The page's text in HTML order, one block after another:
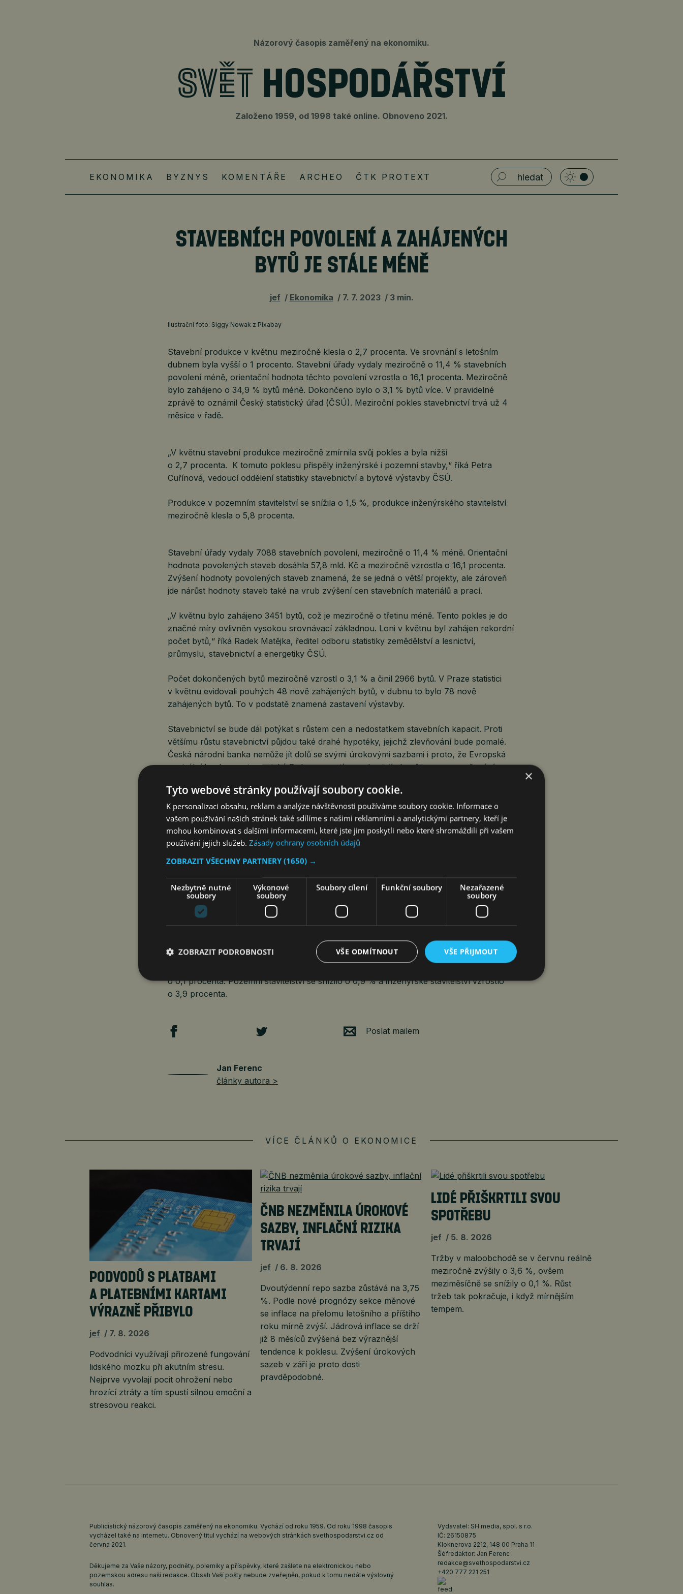
Názorový časopis zaměřený na ekonomiku.
Založeno 1959, od 1998 také online. Obnoveno 2021.
EKONOMIKA BYZNYS KOMENTÁŘE ARCHEO ČTK PROTEXT
STAVEBNÍCH POVOLENÍ A ZAHÁJENÝCH
BYTŮ JE STÁLE MÉNĚ
jef Ekonomika 7. 7. 2023 3 min.
Ilustrační foto: Siggy Nowak z Pixabay
Stavební produkce v květnu meziročně klesla o 2,7 procenta. Ve srovnání s letošním
dubnem byla vyšší o 1 procento. Stavební úřady vydaly meziročně o 11,4 % stavebních
povolení méně, orientační hodnota těchto povolení vzrostla o 16,1 procenta. Meziročně
bylo zahájeno o 34,9 % bytů méně. Dokončeno bylo o 3,1 % bytů více. V pravidelné
zprávě to oznámil Český statistický úřad (ČSÚ). Meziroční pokles stavebnictví trvá už 4
měsíce v řadě.
„V květnu stavební produkce meziročně zmírnila svůj pokles a byla nižší
o 2,7 procenta. K tomuto poklesu přispěly inženýrské i pozemní stavby,“ říká Petra
Cuřínová, vedoucí oddělení statistiky stavebnictví a bytové výstavby ČSÚ.
Produkce v pozemním stavitelství se snížila o 1,5 %, produkce inženýrského stavitelství
meziročně klesla o 5,8 procenta.
Stavební úřady vydaly 7088 stavebních povolení, meziročně o 11,4 % méně. Orientační
hodnota povolených staveb dosáhla 57,8 mld. Kč a meziročně vzrostla o 16,1 procenta.
Zvýšení hodnoty povolených staveb znamená, že se jedná o větší projekty, ale zároveň
jde nárůst hodnoty staveb také na vrub zvýšení cen stavebních materiálů a prací.
„V květnu bylo zahájeno 3451 bytů, což je meziročně o třetinu méně. Tento pokles je do
značné míry ovlivněn vysokou srovnávací základnou. Loni v květnu byl zahájen rekordní
počet bytů,“ říká Radek Matějka, ředitel odboru statistiky zemědělství a lesnictví,
průmyslu, stavebnictví a energetiky ČSÚ.
Počet dokončených bytů meziročně vzrostl o 3,1 % a činil 2966 bytů. V Praze statistici
v květnu evidovali pouhých 48 nově zahájených bytů, v dubnu to bylo 78 nově
zahájených bytů. To v podstatě znamená zastavení výstavby.
Stavebnictví se bude dál potýkat s růstem cen a nedostatkem stavebních kapacit. Proti
většímu růstu stavebnictví půjdou také drahé hypotéky, jejichž zlevňování bude pomalé.
Česká národní banka nemůže jít dolů se svými úrokovými sazbami i proto, že Evropská
centrální banka a ani americký Fed se prozatím nechystají ukončit proces zvyšování
„Strach z vysoké inflace dál dusí náladu v ekonomice. Ještě několik měsíců bude klesat
počet povolených staveb ze strany soukromých investorů, ale také financovaných
veřejným sektorem. Občané, firmy i obce a města totiž budou hledat úspory. To povede
k tomu, že kvůli rostoucím výdajům a dražším stavebním pracím i materiálům budou
některé plánované stavební investice odloženy na později. V letošním roce čekáme od
stavebnictví pokles o 2 procenta,“ předpovídá Markéta Šichtařová, ředitelka poradenské
společnosti Next Finance.
Průměrný evidenční počet zaměstnanců ve stavebnictví se
zaměstnanců meziročně vzrostla o 11,3 procenta.
o 0,1 procenta. Pozemní stavitelství se snížilo o 0,9 % a inženýrské stavitelství vzrostlo
o 3,9 procenta.
Poslat mailem
Jan Ferenc
články autora >
VÍCE ČLÁNKŮ O EKONOMICE
PODVODŮ S PLATBAMI
A PLATEBNÍMI KARTAMI
VÝRAZNĚ PŘIBYLO
jef 7. 8. 2026
Podvodníci využívají přirozené fungování
lidského mozku při akutním stresu.
Nejprve vyvolají pocit ohrožení nebo
hrozící ztráty a tím spustí silnou emoční a
stresovou reakci.
ČNB NEZMĚNILA ÚROKOVÉ
SAZBY, INFLAČNÍ RIZIKA
TRVAJÍ
jef 6. 8. 2026
Dvoutýdenní repo sazba zůstává na 3,75
%. Podle nové prognózy sekce měnové
se inflace na přelomu letošního a příštího
roku mírně zvýší. Jádrová inflace se drží
již 8 měsíců zvýšená bez výraznější
tendence k poklesu. Zvýšení úrokových
sazeb v září je proto dosti
pravděpodobné.
LIDÉ PŘIŠKRTILI SVOU
SPOTŘEBU
jef 5. 8. 2026
Tržby v maloobchodě se v červnu reálně
meziročně zvýšily o 3,6 %, ovšem
meziměsíčně se snížily o 0,1 %. Růst
tržeb tak pokračuje, i když mírnějším
tempem.
Publicistický názorový časopis zaměřený na ekonomiku. Vychází od roku 1959. Od roku 1998 časopis
vycházel také na internetu. Obnovený titul vychází na webových stránkách svethospodarstvi.cz od
června 2021.
Děkujeme za Vaše názory, podněty, polemiky a příspěvky, které zašlete na elektronickou nebo
pozemskou adresu naší redakce. Obsah Vaší pošty nebude zveřejněn, pokud k tomu nedáte výslovný
souhlas.
Vydavatel: SH media, spol. s r.o.
IČ: 26150875
Kloknerova 2212, 148 00 Praha 11
Šéfredaktor: Jan Ferenc
redakce@svethospodarstvi.cz
+420 777 221 251
×
Tyto webové stránky používají soubory cookie.
K personalizaci obsahu, reklam a analýze návštěvnosti používáme soubory cookie. Informace o
vašem používání našich stránek také sdílíme s našimi reklamními a analytickými partnery, kteří je
mohou kombinovat s dalšími informacemi, které jste jim poskytli nebo které shromáždili při vašem
používání jejich služeb. Zásady ochrany osobních údajů
ZOBRAZIT VŠECHNY PARTNERY (1650) →
Nezbytně nutné
soubory
Výkonové
soubory
Soubory cílení Funkční soubory
Nezařazené
soubory
VŠE PŘIJMOUT
VŠE ODMÍTNOUT
ZOBRAZIT PODROBNOSTI